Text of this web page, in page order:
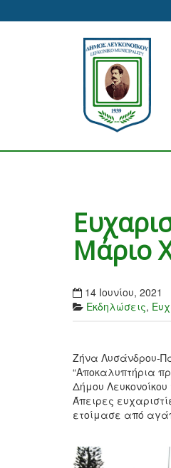
Μάριο
14 Ιουνίου, 2021
Εκδηλώσεις,
Ζήνα Λυσάνδρου-
“Αποκαλυπτήρια
Δήμου Λευκονοίκου
Άπειρες
ετοίμασε από